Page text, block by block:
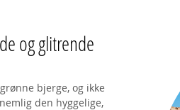
og glitrende
bjerge, og ikke
den hyggelige,